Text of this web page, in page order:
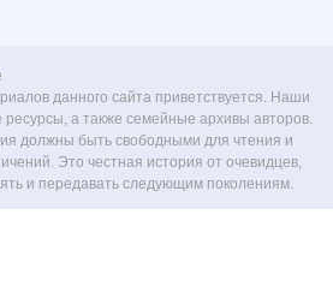
данного сайта приветствуется. Наши
а также семейные архивы авторов.
должны быть свободными для чтения и
Это честная история от очевидцев,
и передавать следующим поколениям.